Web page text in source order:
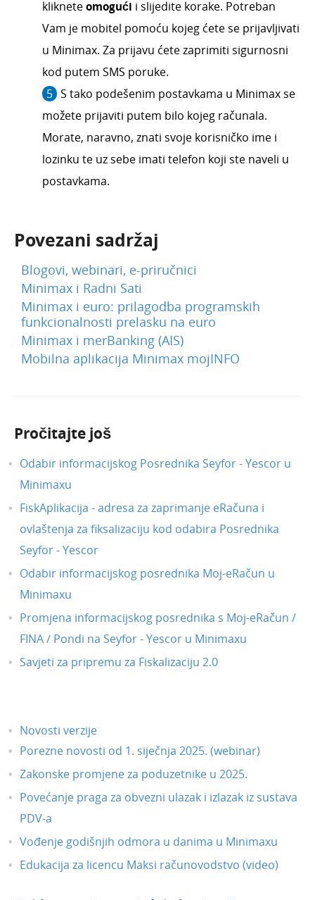
klikneteomogući i slijedite korake. Potreban
Vam je mobitel pomoću kojeg ćete se prijavljivati
u Minimax. Za prijavu ćete zaprimiti sigurnosni
kod putem SMS poruke.
S tako podešenim postavkama u Minimax se
možete prijaviti putem bilo kojeg računala.
Morate, naravno, znati svoje korisničko ime i
lozinku te uz sebe imati telefon koji ste naveli u
postavkama.
Povezani sadržaj
Blogovi, webinari, e-priručnici
Minimax i Radni Sati
Minimax i euro: prilagodba programskih
funkcionalnosti prelasku na euro
Minimax i merBanking (AIS)
Mobilna aplikacija Minimax mojINFO
Pročitajte još
Odabir informacijskog Posrednika Seyfor - Yescor u
Minimaxu
FiskAplikacija - adresa za zaprimanje eRačuna i
ovlaštenja za fiksalizaciju kod odabira Posrednika
Seyfor - Yescor
Odabir informacijskog posrednika Moj-eRačun u
Minimaxu
Promjena informacijskog posrednika s Moj-eRačun /
FINA / Pondi na Seyfor - Yescor u Minimaxu
Savjeti za pripremu za Fiskalizaciju 2.0
Novosti verzije
Porezne novosti od 1. siječnja 2025. (webinar)
Zakonske promjene za poduzetnike u 2025.
Povećanje praga za obvezni ulazak i izlazak iz sustava
PDV-a
Vođenje godišnjih odmora u danima u Minimaxu
Edukacija za licencu Maksi računovodstvo (video)